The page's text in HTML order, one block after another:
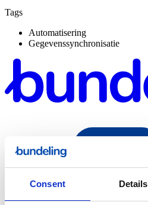
Consent Details
Tags
Automatisering
Gegevenssynchronisatie